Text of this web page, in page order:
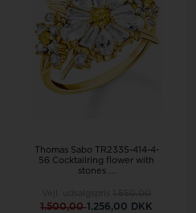
Thomas Sabo TR2335-414-4-
56 Cocktailring flower with
stones ...
1.500,001.256,00 DKK